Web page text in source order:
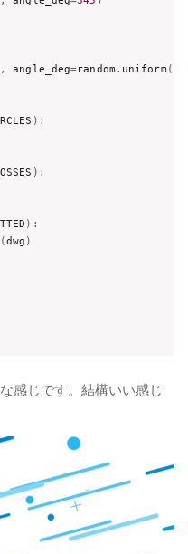
, angle_deg=random. uniform(0
) :
) :
) :
(dwg )
感じです。結構いい感じ